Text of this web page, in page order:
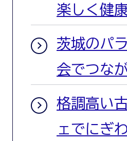
楽しく健
茨城のパ
会でつな
格調高い
ェでにぎ